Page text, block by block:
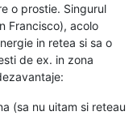
o prostie. Singurul
Francisco), acolo
in retea si sa o
de ex. in zona
(sa nu uitam si reteau